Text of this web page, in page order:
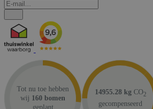
Tot nu toe hebben
wij 160 bomen
geplant
14955.28 kg CO2
gecompenseerd